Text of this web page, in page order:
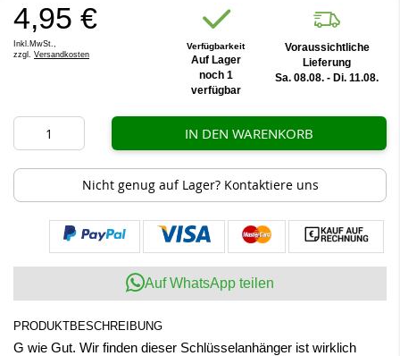
Bildergalerie
springen
4,95 €
Inkl.MwSt.,
zzgl. Versandkosten
Verfügbarkeit
Auf Lager
noch 1
verfügbar
Voraussichtliche
Lieferung
Sa. 08.08. - Di. 11.08.
IN DEN WARENKORB
Nicht genug auf Lager? Kontaktiere uns
Auf WhatsApp teilen
PRODUKTBESCHREIBUNG
G wie Gut. Wir finden dieser Schlüsselanhänger ist wirklich